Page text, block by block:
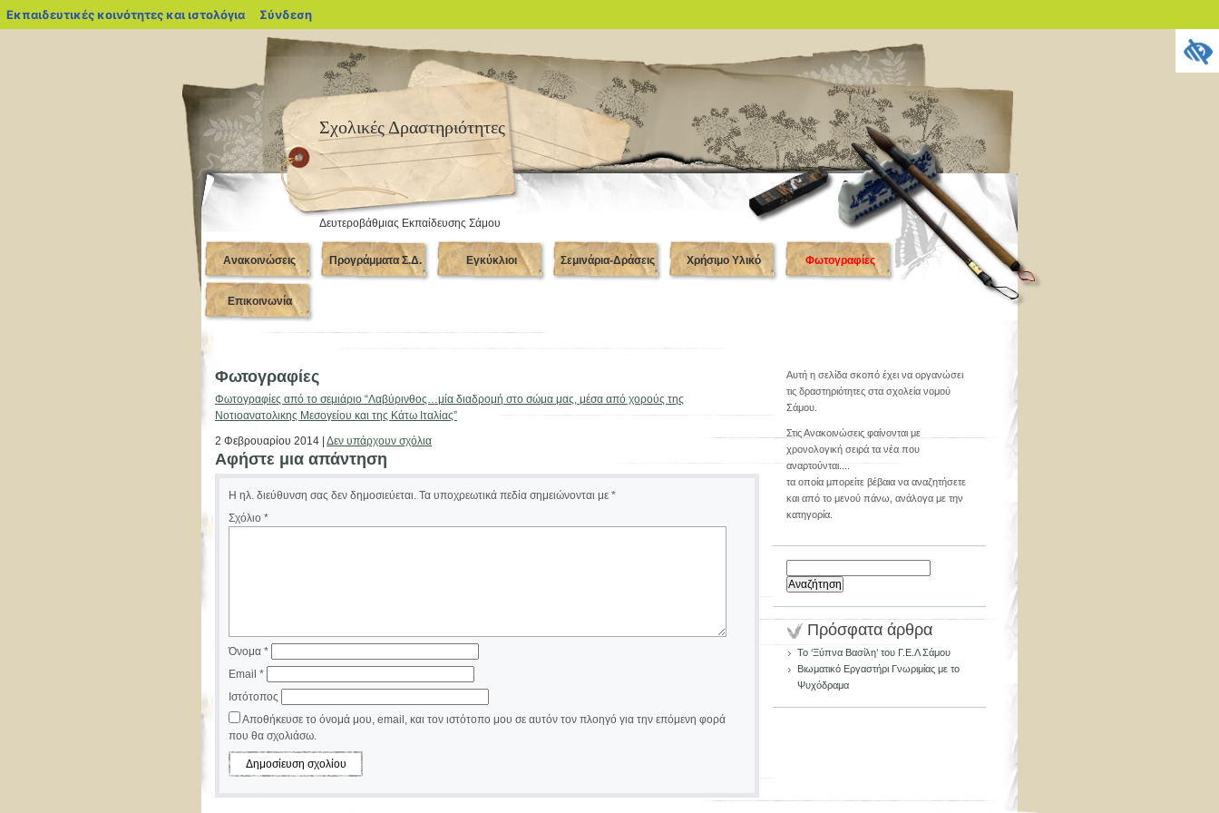
Εκπαιδευτικές κοινότητες και ιστολόγια blogs.sch.gr
Σύνδεση
Σχολικές Δραστηριότητες
Δευτεροβάθμιας Εκπαίδευσης Σάμου
Ανακοινώσεις Προγράμματα Σ.Δ. Εγκύκλιοι Σεμινάρια-Δράσεις Χρήσιμο Υλικό Φωτογραφίες
Επικοινωνία
Φωτογραφίες
Φωτογραφίες από το σεμιάριο “Λαβύρινθος…μία διαδρομή στο σώμα μας, μέσα από χορούς της
Νοτιοανατολικης Μεσογείου και της Κάτω Ιταλίας”
2 Φεβρουαρίου 2014 | Δεν υπάρχουν σχόλια
Αφήστε μια απάντηση
Η ηλ. διεύθυνση σας δεν δημοσιεύεται. Τα υποχρεωτικά πεδία σημειώνονται με *
Σχόλιο *
Όνομα *
Email *
Ιστότοπος
Αποθήκευσε το όνομά μου, email, και τον ιστότοπο μου σε αυτόν τον πλοηγό για την επόμενη φορά
που θα σχολιάσω.
Αυτή η σελίδα σκοπό έχει να οργανώσει
τις δραστηριότητες στα σχολεία νομού
Σάμου.
Στις Ανακοινώσεις φαίνονται με
χρονολογική σειρά τα νέα που
αναρτούνται....
τα οποία μπορείτε βέβαια να αναζητήσετε
και από το μενού πάνω, ανάλογα με την
κατηγορία.
για:
Πρόσφατα άρθρα
Το ‘Ξύπνα Βασίλη’ του Γ.Ε.Λ Σάμου
Βιωματικό Εργαστήρι Γνωριμίας με το
Ψυχόδραμα